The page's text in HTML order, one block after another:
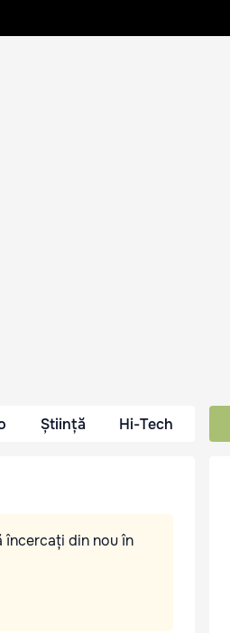
Știință Hi-Tech
încercați din nou în